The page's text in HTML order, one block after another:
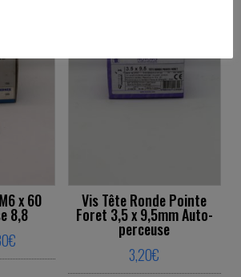
x 60
8,8
€ Price range: 0,06€ through 4,30€
product has multiple variants. The
Vis Tête Ronde Pointe
Foret 3,5 x 9,5mm Auto-
perceuse
3,20€